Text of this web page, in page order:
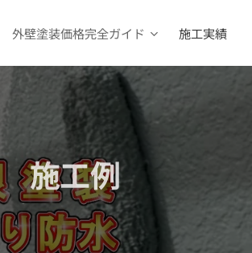
外壁塗装価格完全ガイド 施工実績
施工例